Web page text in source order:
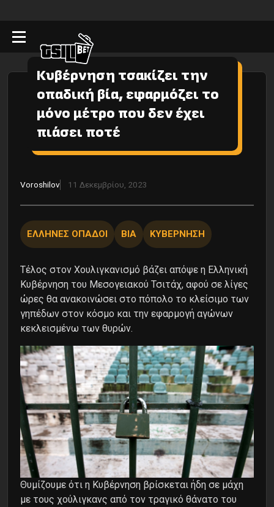
Κυβέρνηση τσακίζει την
οπαδική βία, εφαρμόζει το
μόνο μέτρο που δεν έχει
πιάσει ποτέ
Voroshilov 11 Δεκεμβρίου, 2023
ΕΛΛΗΝΕΣ ΟΠΑΔΟΙ ΒΙΑ ΚΥΒΕΡΝΗΣΗ
Τέλος στον Χουλιγκανισμό βάζει απόψε η Ελληνική
Κυβέρνηση του Μεσογειακού Τσιτάχ, αφού σε λίγες
ώρες θα ανακοινώσει στο πόπολο το κλείσιμο των
γηπέδων στον κόσμο και την εφαρμογή αγώνων
κεκλεισμένω των θυρών.
Θυμίζουμε ότι η Κυβέρνηση βρίσκεται ήδη σε μάχη
με τους χούλιγκανς από τον τραγικό θάνατο του